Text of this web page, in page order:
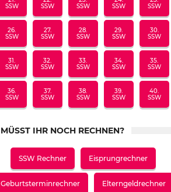
SSW
SSW
SSW
SSW
SSW
26.
SSW
27.
SSW
28.
SSW
29.
SSW
30.
SSW
31.
SSW
32.
SSW
33.
SSW
34.
SSW
35.
SSW
36.
SSW
37.
SSW
38.
SSW
39.
SSW
40.
SSW
MÜSST IHR NOCH RECHNEN?
SSW Rechner Eisprungrechner
Geburtsterminrechner Elterngeldrechner